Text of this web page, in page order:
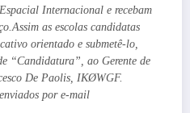
Internacional e recebam
as escolas candidatas
orientado e submetê-lo,
“Candidatura”, ao Gerente de
De Paolis, IKØWGF.
por e-mail